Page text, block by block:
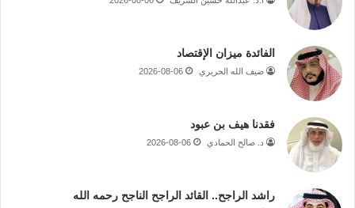
الفائدة ميزان الإقتصاد
ضيف الله الحريري 2026-08-06
فقدنا هيف بن عبود
د. صالح الحمادي 2026-08-06
راشد الراجح.. القائد الراجح الناجح رحمه الله